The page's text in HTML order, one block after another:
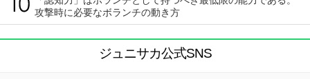
攻撃時に必要なボランチの動き方
ジュニサカ公式SNS